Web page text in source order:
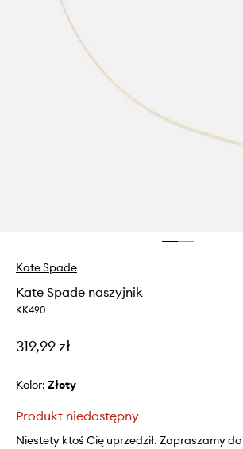
Kate Spade
Kate Spade naszyjnik
KK490
319,99 zł
Kolor: złoty
Produkt niedostępny
Niestety ktoś Cię uprzedził. Zapraszamy